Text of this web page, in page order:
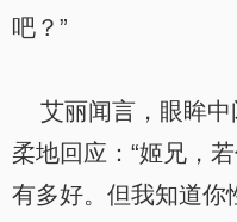
吧？”
艾丽闻言，眼眸中
柔地回应：“姬兄，
有多好。但我知道你